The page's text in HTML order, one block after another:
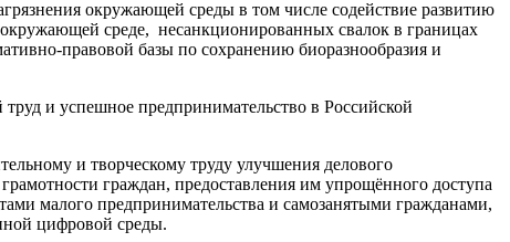
окружающей среды в том числе содействие развитию
среде, несанкционированных свалок в границах
правовой базы по сохранению биоразнообразия и
и успешное предпринимательство в Российской
и творческому труду улучшения делового
граждан, предоставления им упрощённого доступа
малого предпринимательства и самозанятыми гражданами,
единой цифровой среды.